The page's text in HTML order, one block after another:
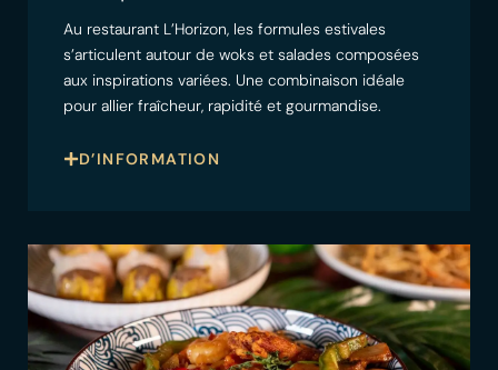
Au restaurant L’Horizon, les formules estivales
s’articulent autour de woks et salades composées
aux inspirations variées. Une combinaison idéale
pour allier fraîcheur, rapidité et gourmandise.
D’INFORMATION